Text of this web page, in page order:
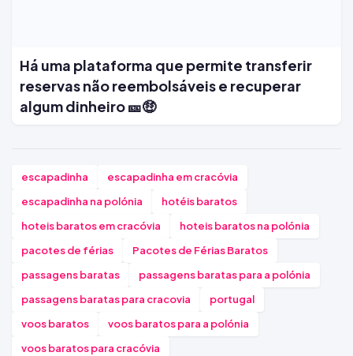
Há uma plataforma que permite transferir
reservas não reembolsáveis e recuperar
algum dinheiro 🎫🤑
escapadinha
escapadinha em cracóvia
escapadinha na polónia
hotéis baratos
hoteis baratos em cracóvia
hoteis baratos na polónia
pacotes de férias
Pacotes de Férias Baratos
passagens baratas
passagens baratas para a polónia
passagens baratas para cracovia
portugal
voos baratos
voos baratos para a polónia
voos baratos para cracóvia